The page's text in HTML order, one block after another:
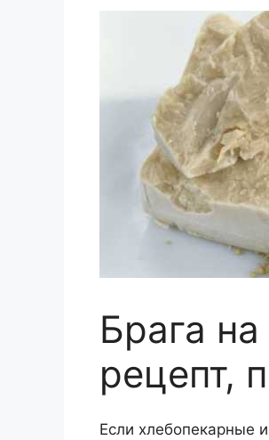
Брага
рецепт,
Если хлебопекарные